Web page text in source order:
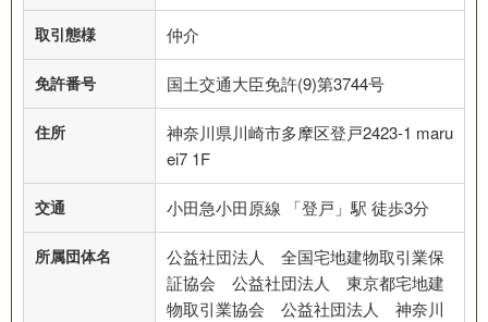
取引態様 仲介
免許番号 国土交通大臣免許(9)第3744号
住所
神奈川県川崎市多摩区登戸2423-1 maru
ei7 1F
交通 小田急小田原線 「登戸」駅 徒歩3分
所属団体名
公益社団法人 全国宅地建物取引業保
証協会 公益社団法人 東京都宅地建
物取引業協会 公益社団法人 神奈川